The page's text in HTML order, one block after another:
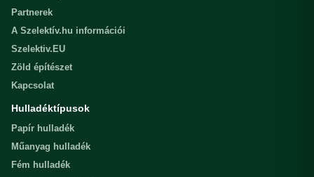
Partnerek
A Szelektív.hu információi
Szelektiv.EU
Zöld építészet
Kapcsolat
Hulladéktípusok
Papír hulladék
Műanyag hulladék
Fém hulladék